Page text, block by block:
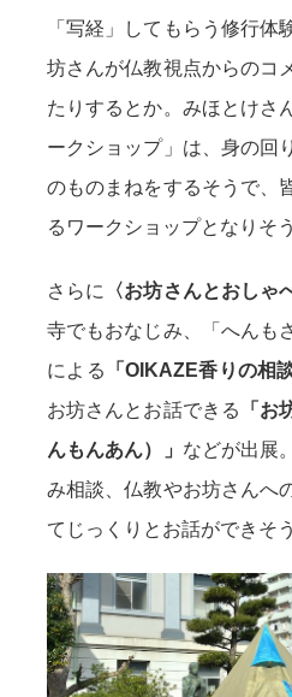
「写経」してもらう修行体
坊さんが仏教視点からのコ
たりするとか。みほとけさ
ークショップ」は、身の回
のものまねをするそうで、
るワークショップとなりそ
さらに 〈お坊さんとおしゃ
寺でもおなじみ、「へんも
による
「OIKAZE香りの相
お坊さんとお話できる
「お
んもんあん）」 などが出展
み相談、仏教やお坊さんへ
てじっくりとお話ができそ